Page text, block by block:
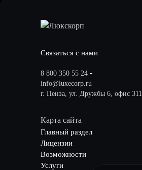
Связаться с нами
8 800 350 55 24
info@luxecorp.ru
г. Пенза, ул. Дружбы 6, офис 311
Карта сайта
Главный раздел
Лицензии
Возможности
Услуги